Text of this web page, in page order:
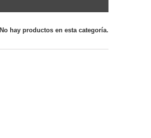
No hay productos en esta categoría.